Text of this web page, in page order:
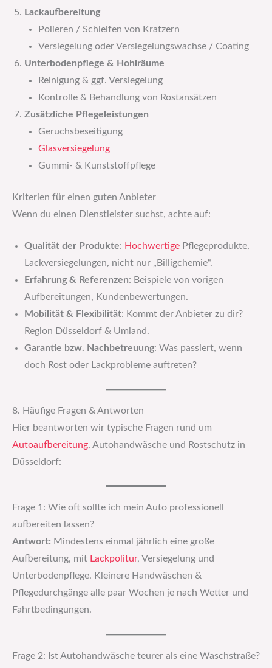
Lackaufbereitung
Polieren / Schleifen von Kratzern
Versiegelung oder Versiegelungswachse / Coating
Unterbodenpflege & Hohlräume
Reinigung & ggf. Versiegelung
Kontrolle & Behandlung von Rostansätzen
Zusätzliche Pflegeleistungen
Geruchsbeseitigung
Glasversiegelung
Gummi- & Kunststoffpflege
Kriterien für einen guten Anbieter
Wenn du einen Dienstleister suchst, achte auf:
Qualität der Produkte: Hochwertige Pflegeprodukte,
Lackversiegelungen, nicht nur „Billigchemie“.
Erfahrung & Referenzen: Beispiele von vorigen
Aufbereitungen, Kundenbewertungen.
Mobilität & Flexibilität: Kommt der Anbieter zu dir?
Region Düsseldorf & Umland.
Garantie bzw. Nachbetreuung: Was passiert, wenn
doch Rost oder Lackprobleme auftreten?
8. Häufige Fragen & Antworten
Hier beantworten wir typische Fragen rund um
Autoaufbereitung, Autohandwäsche und Rostschutz in
Düsseldorf:
Frage 1: Wie oft sollte ich mein Auto professionell
aufbereiten lassen?
Antwort: Mindestens einmal jährlich eine große
Aufbereitung, mit Lackpolitur, Versiegelung und
Unterbodenpflege. Kleinere Handwäschen &
Pflegedurchgänge alle paar Wochen je nach Wetter und
Fahrtbedingungen.
Frage 2: Ist Autohandwäsche teurer als eine Waschstraße?